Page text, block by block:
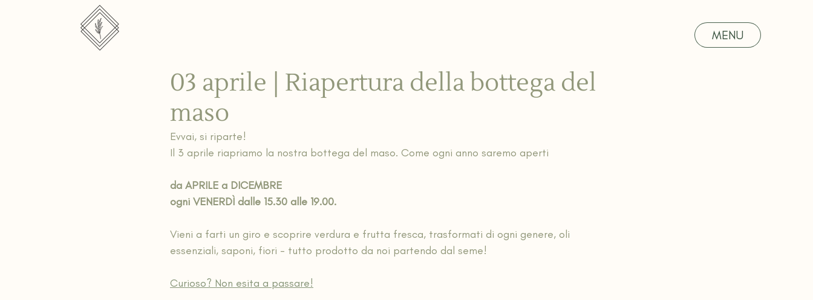
MENU
03 aprile | Riapertura della bottega del
maso
Evvai, si riparte!
Il 3 aprile riapriamo la nostra bottega del maso. Come ogni anno saremo aperti
da APRILE a DICEMBRE
ogni VENERDÌ dalle 15.30 alle 19.00.
Vieni a farti un giro e scoprire verdura e frutta fresca, trasformati di ogni genere, oli
essenziali, saponi, fiori - tutto prodotto da noi partendo dal seme!
Curioso? Non esita a passare!